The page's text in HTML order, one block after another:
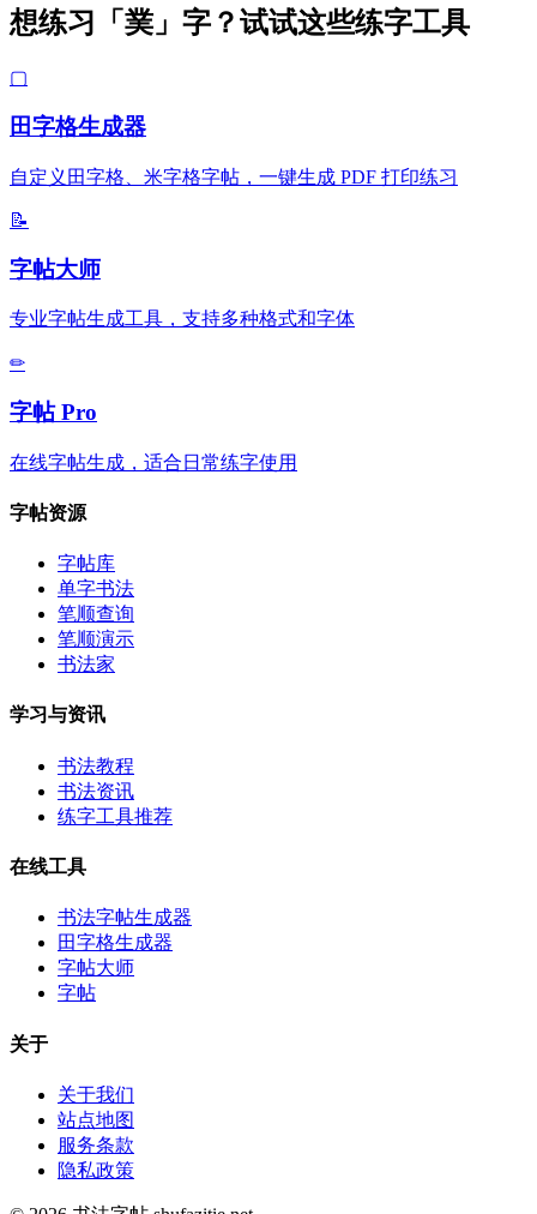
想练习「菐」字？试试这些练字工具
▢
田字格生成器
自定义田字格、米字格字帖，一键生成 PDF 打印练习
📝
字帖大师
专业字帖生成工具，支持多种格式和字体
✏
字帖 Pro
在线字帖生成，适合日常练字使用
字帖资源
字帖库
单字书法
笔顺查询
笔顺演示
书法家
学习与资讯
书法教程
书法资讯
练字工具推荐
在线工具
书法字帖生成器
田字格生成器
字帖大师
字帖
关于
关于我们
站点地图
服务条款
隐私政策